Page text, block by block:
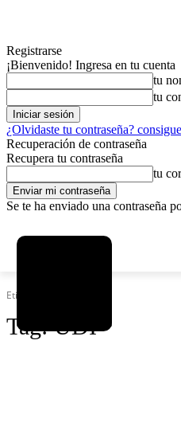
Registrarse
¡Bienvenido! Ingresa en tu cuenta
tu
tu
¿Olvidaste tu contraseña?
Recuperación de contraseña
Recupera tu contraseña
tu
Se te ha enviado una contraseña
Etiquetas
Tag:UDI